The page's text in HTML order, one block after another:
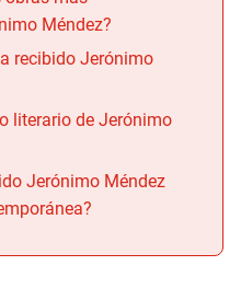
Méndez?
recibido Jerónimo
literario de Jerónimo
Jerónimo Méndez